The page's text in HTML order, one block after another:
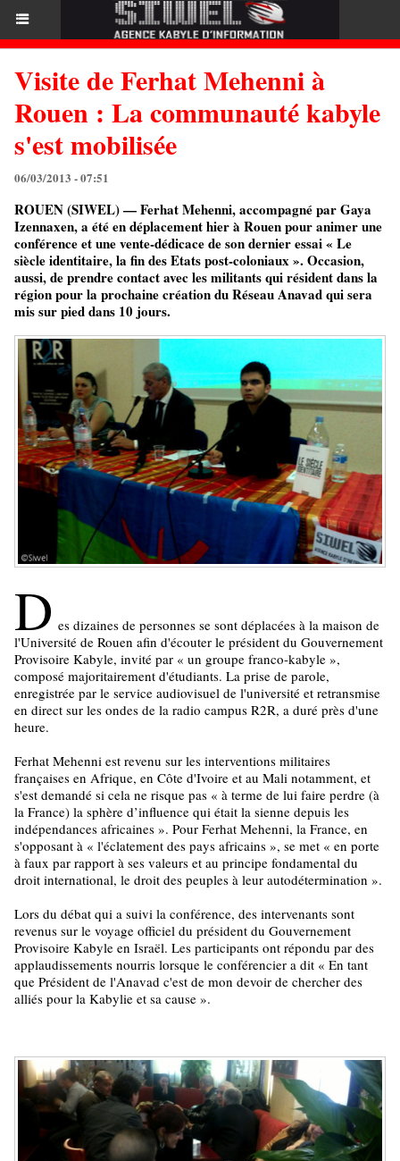
Visite de Ferhat Mehenni à
Rouen : La communauté kabyle
s'est mobilisée
06/03/2013 - 07:51
ROUEN (SIWEL) — Ferhat Mehenni, accompagné par Gaya
Izennaxen, a été en déplacement hier à Rouen pour animer une
conférence et une vente-dédicace de son dernier essai « Le
siècle identitaire, la fin des Etats post-coloniaux ». Occasion,
aussi, de prendre contact avec les militants qui résident dans la
région pour la prochaine création du Réseau Anavad qui sera
mis sur pied dans 10 jours.
D es dizaines de personnes se sont déplacées à la maison de
l'Université de Rouen afin d'écouter le président du Gouvernement
Provisoire Kabyle, invité par « un groupe franco-kabyle »,
composé majoritairement d'étudiants. La prise de parole,
enregistrée par le service audiovisuel de l'université et retransmise
en direct sur les ondes de la radio campus R2R, a duré près d'une
heure.
Ferhat Mehenni est revenu sur les interventions militaires
françaises en Afrique, en Côte d'Ivoire et au Mali notamment, et
s'est demandé si cela ne risque pas « à terme de lui faire perdre (à
la France) la sphère d’influence qui était la sienne depuis les
indépendances africaines ». Pour Ferhat Mehenni, la France, en
s'opposant à « l'éclatement des pays africains », se met « en porte
à faux par rapport à ses valeurs et au principe fondamental du
droit international, le droit des peuples à leur autodétermination ».
Lors du débat qui a suivi la conférence, des intervenants sont
revenus sur le voyage officiel du président du Gouvernement
Provisoire Kabyle en Israël. Les participants ont répondu par des
applaudissements nourris lorsque le conférencier a dit « En tant
que Président de l'Anavad c'est de mon devoir de chercher des
alliés pour la Kabylie et sa cause ».